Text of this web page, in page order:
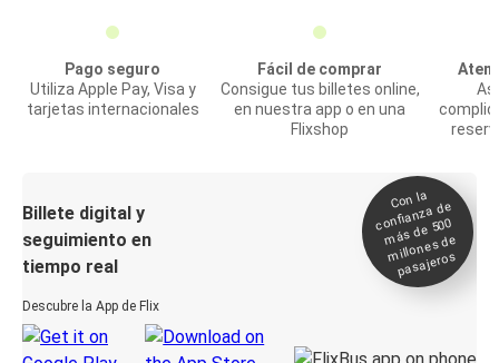
Pago seguro
Utiliza Apple Pay, Visa y
tarjetas internacionales
Fácil de comprar
Consigue tus billetes online,
en nuestra app o en una
Flixshop
Billete digital y
seguimiento en
tiempo real
Descubre la App de Flix
Con la
confianza de
más de 500
millones de
pasajeros